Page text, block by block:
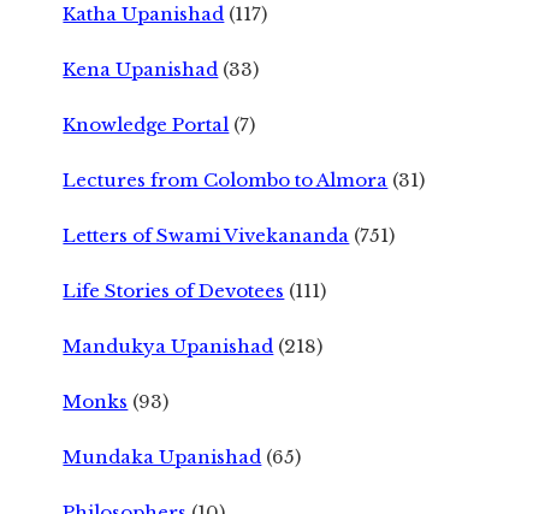
Katha Upanishad (117)
Kena Upanishad (33)
Knowledge Portal (7)
Lectures from Colombo to Almora (31)
Letters of Swami Vivekananda (751)
Life Stories of Devotees (111)
Mandukya Upanishad (218)
Monks (93)
Mundaka Upanishad (65)